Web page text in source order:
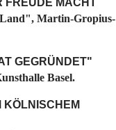
FREUDE MACHT
Land", Martin-Gropius-
GEGRÜNDET"
Basel.
KÖLNISCHEM